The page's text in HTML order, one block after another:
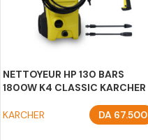
NETTOYEUR HP 130 BARS
1800W K4 CLASSIC KARCHER
KARCHER DA67.500